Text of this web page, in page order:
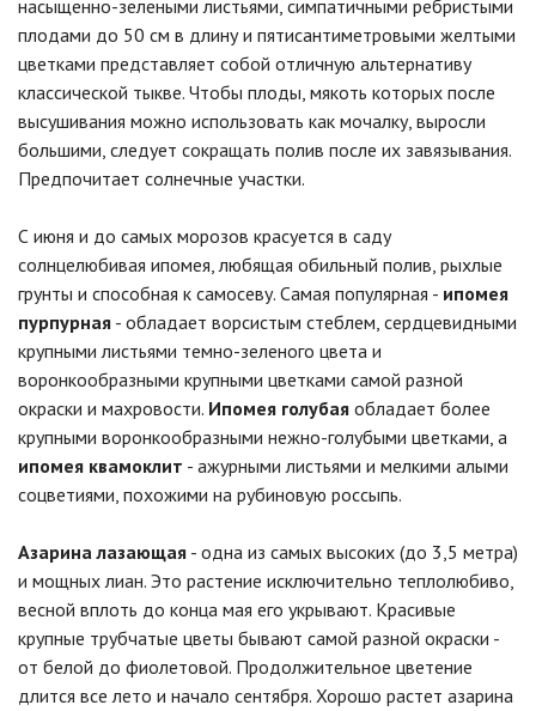
насыщенно-зелеными листьями, симпатичными ребристыми
плодами до 50 см в длину и пятисантиметровыми желтыми
цветками представляет собой отличную альтернативу
классической тыкве. Чтобы плоды, мякоть которых после
высушивания можно использовать как мочалку, выросли
большими, следует сокращать полив после их завязывания.
Предпочитает солнечные участки.
С июня и до самых морозов красуется в саду
солнцелюбивая ипомея, любящая обильный полив, рыхлые
грунты и способная к самосеву. Самая популярная - ипомея
пурпурная - обладает ворсистым стеблем, сердцевидными
крупными листьями темно-зеленого цвета и
воронкообразными крупными цветками самой разной
окраски и махровости. Ипомея голубая обладает более
крупными воронкообразными нежно-голубыми цветками, а
ипомея квамоклит - ажурными листьями и мелкими алыми
соцветиями, похожими на рубиновую россыпь.
Азарина лазающая - одна из самых высоких (до 3,5 метра)
и мощных лиан. Это растение исключительно теплолюбиво,
весной вплоть до конца мая его укрывают. Красивые
крупные трубчатые цветы бывают самой разной окраски -
от белой до фиолетовой. Продолжительное цветение
длится все лето и начало сентября. Хорошо растет азарина